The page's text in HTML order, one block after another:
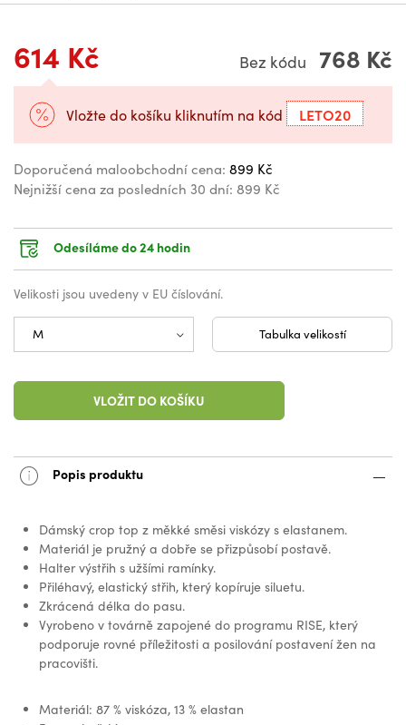
614 Kč Bez kódu 768 Kč
Vložte do košíku kliknutím na kód LETO20
Doporučená maloobchodní cena: 899 Kč
Nejnižší cena za posledních 30 dní: 899 Kč
Odesíláme do 24 hodin
Velikosti jsou uvedeny v EU číslování.
Tabulka velikostí
VLOŽIT DO KOŠÍKU
Popis produktu
Dámský crop top z měkké směsi viskózy s elastanem.
Materiál je pružný a dobře se přizpůsobí postavě.
Halter výstřih s užšími ramínky.
Přiléhavý, elastický střih, který kopíruje siluetu.
Zkrácená délka do pasu.
Vyrobeno v továrně zapojené do programu RISE, který
podporuje rovné příležitosti a posilování postavení žen na
pracovišti.
Materiál: 87 % viskóza, 13 % elastan